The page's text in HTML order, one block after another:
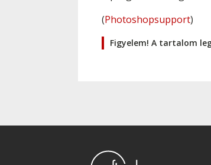
(Photoshopsupport)
Figyelem! A tartalom